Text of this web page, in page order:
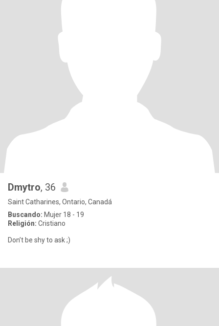
Dmytro, 36
Saint Catharines, Ontario, Canadá
Buscando: Mujer 18 - 19
Religión: Cristiano
Don’t be shy to ask ;)